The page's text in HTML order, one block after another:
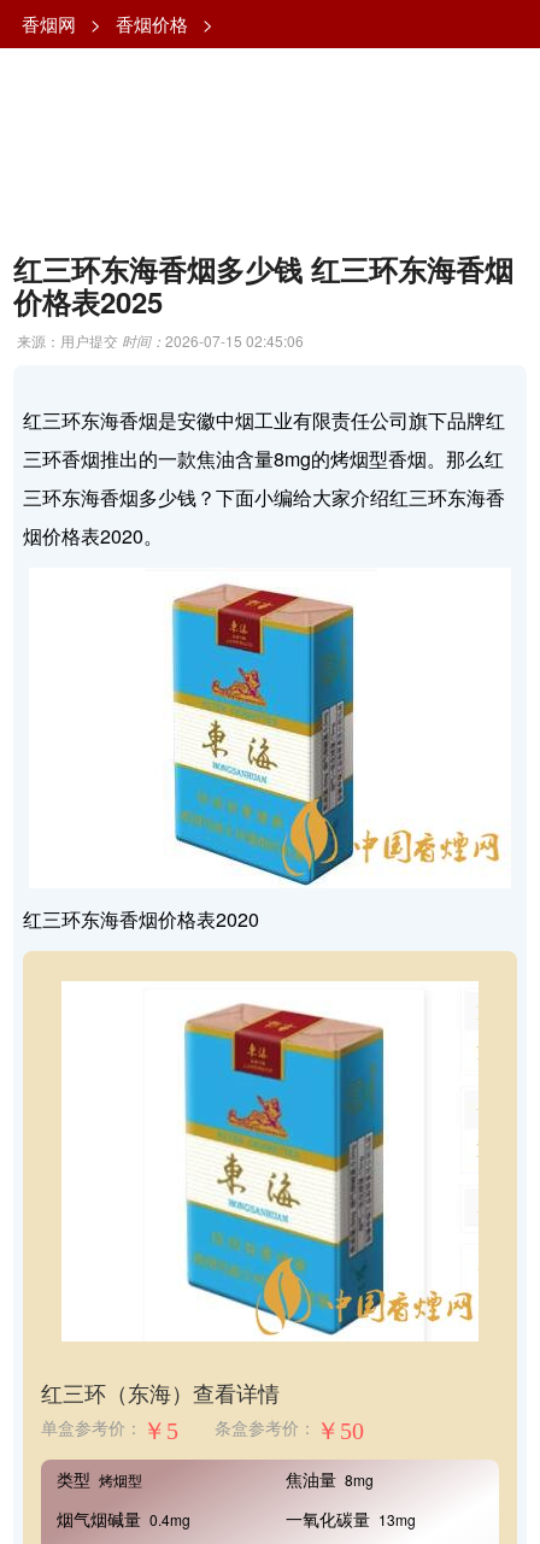
香烟网 > 香烟价格 >
红三环东海香烟多少钱 红三环东海香烟
价格表2025
来源：用户提交 时间：2026-07-15 02:45:06
红三环东海香烟是安徽中烟工业有限责任公司旗下品牌红
三环香烟推出的一款焦油含量8mg的烤烟型香烟。那么红
三环东海香烟多少钱？下面小编给大家介绍红三环东海香
烟价格表2020。
红三环东海香烟价格表2020
红三环（东海）查看详情
单盒参考价： ￥5 条盒参考价： ￥50
类型 烤烟型 焦油量 8mg
烟气烟碱量 0.4mg 一氧化碳量 13mg